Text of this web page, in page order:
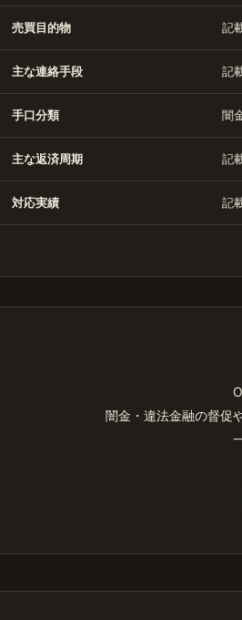
売買目的物 記
主な連絡手段 記
手口分類 闇
主な返済周期 記
対応実績 記
闇金・違法金融の督促